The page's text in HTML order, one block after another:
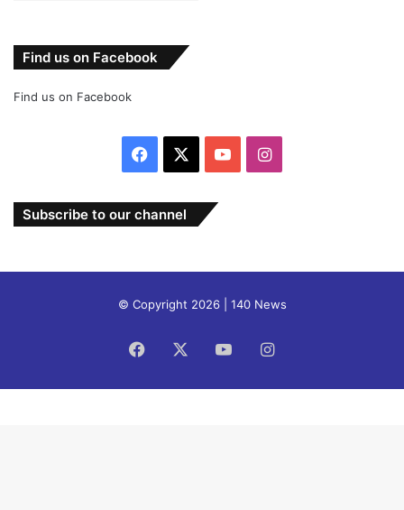
Find us on Facebook
Find us on Facebook
Facebook YouTubeInstagram
Subscribe to our channel
© Copyright 2026 | 140 News
Facebook YouTubeInstagram